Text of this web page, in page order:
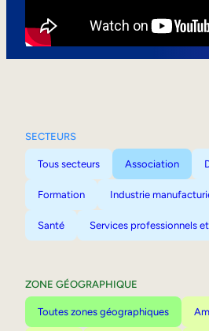
SECTEURS
Tous secteurs Association
Formation Industrie
Santé Services professionnels
ZONE GÉOGRAPHIQUE
Toutes zones géographiques